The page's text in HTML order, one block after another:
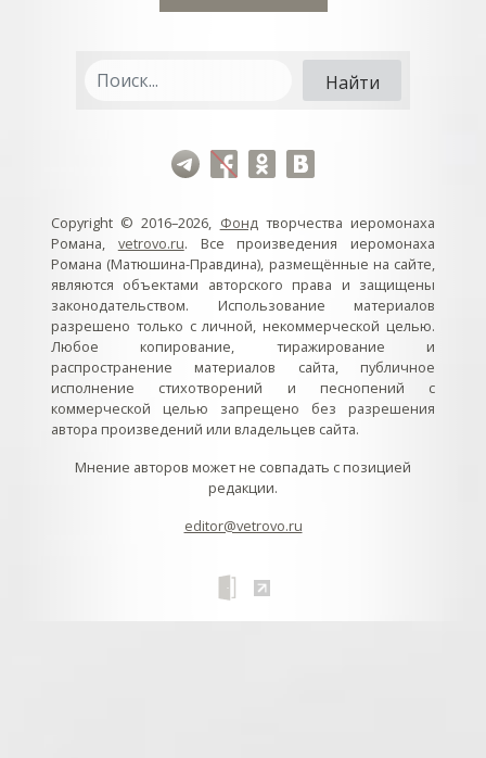
Copyright © 2016–2026, Фондтворчества иеромонаха
Романа, vetrovo.ru. Все произведения иеромонаха
Романа (Матюшина-Правдина), размещённые на сайте,
являются объектами авторского права и защищены
законодательством. Использование материалов
разрешено только с личной, некоммерческой целью.
Любое копирование, тиражирование и
распространение материалов сайта, публичное
исполнение стихотворений и песнопений с
коммерческой целью запрещено без разрешения
автора произведений или владельцев сайта.
Мнение авторов может не совпадать с позицией
редакции.
editor@vetrovo.ru